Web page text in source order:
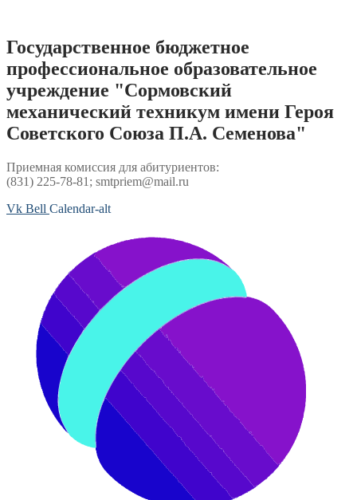
содержимому
Государственное бюджетное
профессиональное образовательное
учреждение "Сормовский
механический техникум имени Героя
Советского Союза П.А. Семенова"
Приемная комиссия для абитуриентов:
(831) 225-78-81; smtpriem@mail.ru
Vk Bell Calendar-alt